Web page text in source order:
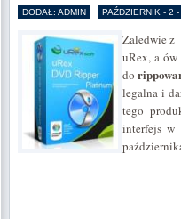
DODAŁ: ADMIN PAŹDZIERNIK - 2 -
Zaledwie z
uRex, a ów
do
legalna i
tego
interfejs w